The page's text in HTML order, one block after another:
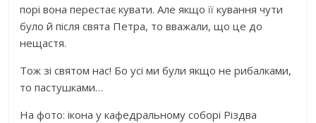
порі вона перестає кувати. Але якщо її кування чути
було й після свята Петра, то вважали, що це до
нещастя.
Тож зі святом нас! Бо усі ми були якщо не рибалками,
то пастушками…
На фото: ікона у кафедральному соборі Різдва